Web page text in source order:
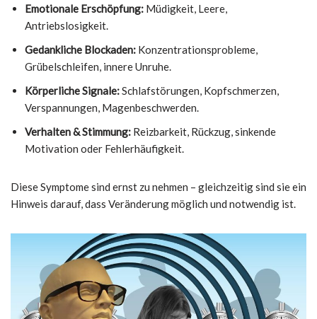
Emotionale Erschöpfung: Müdigkeit, Leere,
Antriebslosigkeit.
Gedankliche Blockaden: Konzentrationsprobleme,
Grübelschleifen, innere Unruhe.
Körperliche Signale:Schlafstörungen, Kopfschmerzen,
Verspannungen, Magenbeschwerden.
Verhalten & Stimmung: Reizbarkeit, Rückzug, sinkende
Motivation oder Fehlerhäufigkeit.
Diese Symptome sind ernst zu nehmen – gleichzeitig sind sie ein
Hinweis darauf, dass Veränderung möglich und notwendig ist.